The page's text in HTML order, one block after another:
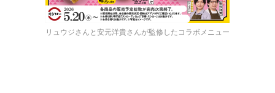
リュウジさんと安元洋貴さんが監修したコラボメニュー